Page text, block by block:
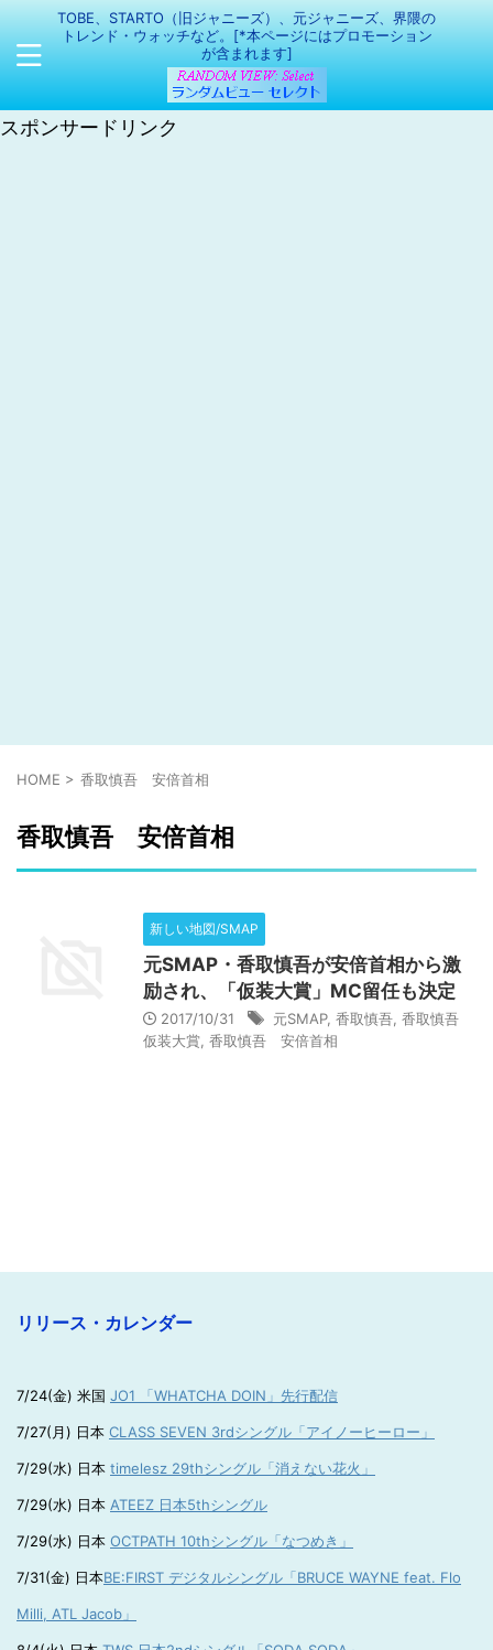
TOBE、STARTO（旧ジャニーズ）、元ジャニーズ、界隈の
トレンド・ウォッチなど。[*本ページにはプロモーション
が含まれます]
スポンサードリンク
HOME > 香取慎吾 安倍首相
香取慎吾 安倍首相
新しい地図/SMAP
元SMAP・香取慎吾が安倍首相から激
励され、「仮装大賞」MC留任も決定
2017/10/31 元SMAP, 香取慎吾 香取慎吾
仮装大賞 香取慎吾 安倍首相
リリース・カレンダー
7/24(金) 米国 JO1 「WHATCHA DOIN」先行配信
7/27(月) 日本 CLASS SEVEN 3rdシングル「アイノーヒーロー」
7/29(水) 日本 timelesz 29thシングル「消えない花火」
7/29(水) 日本 ATEEZ 日本5thシングル
7/29(水) 日本 OCTPATH 10thシングル「なつめき」
7/31(金) 日本BE:FIRST デジタルシングル「BRUCE WAYNE feat. Flo
Milli, ATL Jacob」